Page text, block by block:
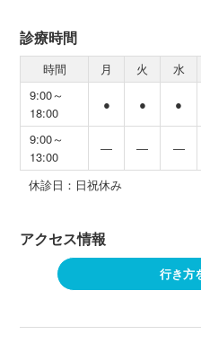
診療時間
時間 月 火 水
9:00～
18:00
● ● ●
9:00～
13:00
― ― ―
休診日：日祝休み
アクセス情報
行き方